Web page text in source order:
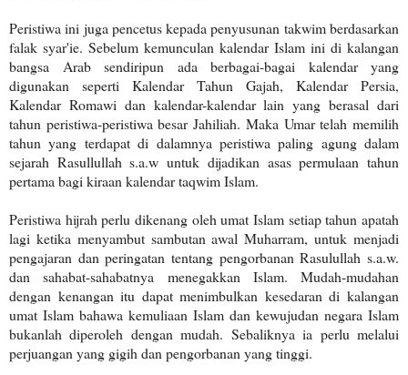
Peristiwa ini juga pencetus kepada penyusunan takwim berdasarkan
falak syar'ie. Sebelum kemunculan kalendar Islam ini di kalangan
bangsa Arab sendiripun ada berbagai-bagai kalendar yang
digunakan seperti Kalendar Tahun Gajah, Kalendar Persia,
Kalendar Romawi dan kalendar-kalendar lain yang berasal dari
tahun peristiwa-peristiwa besar Jahiliah. Maka Umar telah memilih
tahun yang terdapat di dalamnya peristiwa paling agung dalam
sejarah Rasullullah s.a.w untuk dijadikan asas permulaan tahun
pertama bagi kiraan kalendar taqwim Islam.
Peristiwa hijrah perlu dikenang oleh umat Islam setiap tahun apatah
lagi ketika menyambut sambutan awal Muharram, untuk menjadi
pengajaran dan peringatan tentang pengorbanan Rasulullah s.a.w.
dan sahabat-sahabatnya menegakkan Islam. Mudah-mudahan
dengan kenangan itu dapat menimbulkan kesedaran di kalangan
umat Islam bahawa kemuliaan Islam dan kewujudan negara Islam
bukanlah diperoleh dengan mudah. Sebaliknya ia perlu melalui
perjuangan yang gigih dan pengorbanan yang tinggi.